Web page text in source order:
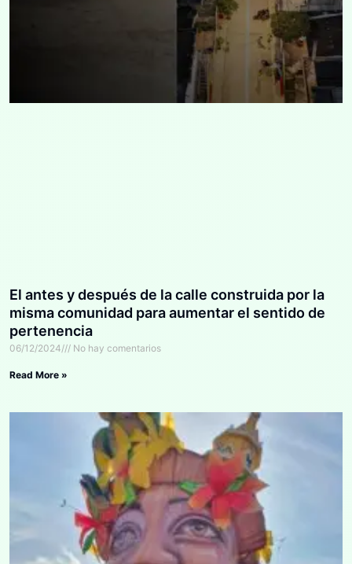
El antes y después de la calle construida por la
misma comunidad para aumentar el sentido de
pertenencia
06/12/2024 No hay comentarios
Read More »